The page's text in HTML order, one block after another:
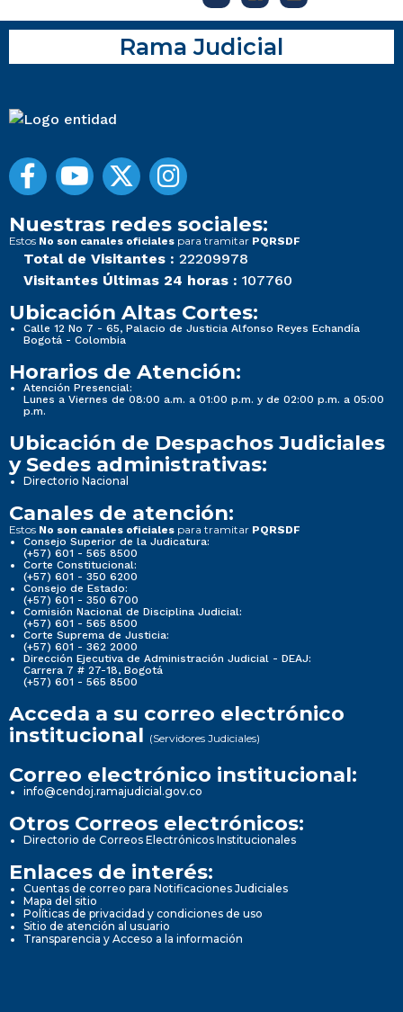
Rama Judicial
Nuestras redes sociales:
Estos No son canales oficiales para tramitar PQRSDF
Total de Visitantes : 22209978
Visitantes Últimas 24 horas : 107760
Ubicación Altas Cortes:
Calle 12 No 7 - 65, Palacio de Justicia Alfonso Reyes Echandía
Bogotá - Colombia
Horarios de Atención:
Atención Presencial:
Lunes a Viernes de 08:00 a.m. a 01:00 p.m. y de 02:00 p.m. a 05:00
p.m.
Ubicación de Despachos Judiciales
y Sedes administrativas:
Directorio Nacional
Canales de atención:
Estos No son canales oficiales para tramitar PQRSDF
Consejo Superior de la Judicatura:
(+57) 601 - 565 8500
Corte Constitucional:
(+57) 601 - 350 6200
Consejo de Estado:
(+57) 601 - 350 6700
Comisión Nacional de Disciplina Judicial:
(+57) 601 - 565 8500
Corte Suprema de Justicia:
(+57) 601 - 362 2000
Dirección Ejecutiva de Administración Judicial - DEAJ:
Carrera 7 # 27-18, Bogotá
(+57) 601 - 565 8500
Acceda a su correo electrónico
institucional (Servidores Judiciales)
Correo electrónico institucional:
info@cendoj.ramajudicial.gov.co
Otros Correos electrónicos:
Directorio de Correos Electrónicos Institucionales
Enlaces de interés:
Cuentas de correo para Notificaciones Judiciales
Mapa del sitio
Políticas de privacidad y condiciones de uso
Sitio de atención al usuario
Transparencia y Acceso a la información